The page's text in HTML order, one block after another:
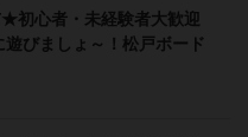
初心者・未経験者大歓迎
びましょ～！松戸ボード